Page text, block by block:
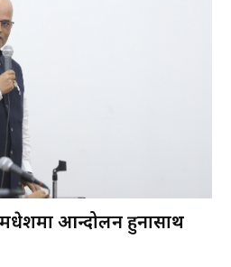
मधेशमा आन्दोलन हुनासाथ